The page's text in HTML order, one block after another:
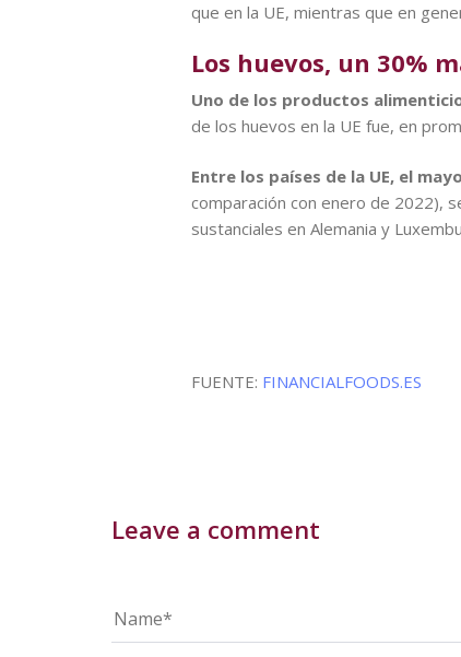
que en la UE, mientras que en
Los huevos, un 30%
Uno de los productos
de los huevos en la UE fue, en
Entre los países de la UE, el
comparación con enero de 2022),
sustanciales en Alemania y
FUENTE: FINANCIALFOODS.ES
Leave a comment